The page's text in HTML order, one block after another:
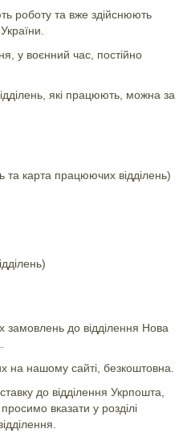
роботу та вже здійснюють
у воєнний час, постійно
які працюють, можна за
та карта працюючих відділень)
замовлень до відділення Нова
на нашому сайті, безкоштовна.
до відділення Укрпошта,
вказати у розділі